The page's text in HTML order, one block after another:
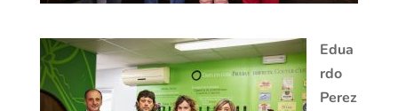
Edua
rdo
Perez